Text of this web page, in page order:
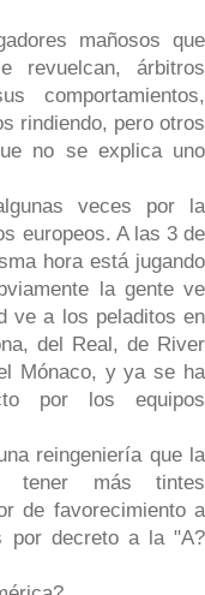
mañosos que
árbitros
comportamientos,
rindiendo, pero otros
no se explica uno
veces por la
europeos. A las 3 de
hora está jugando
la gente ve
ve a los peladitos en
del Real, de River
Mónaco, y ya se ha
por los equipos
reingeniería que la
tener más tintes
de favorecimiento a
por decreto a la "A?